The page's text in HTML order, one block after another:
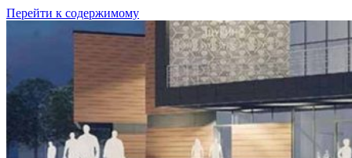
Перейти к содержимому